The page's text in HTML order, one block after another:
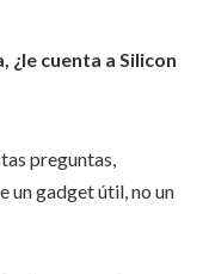
¿le cuenta a Silicon
preguntas,
un gadget útil, no un